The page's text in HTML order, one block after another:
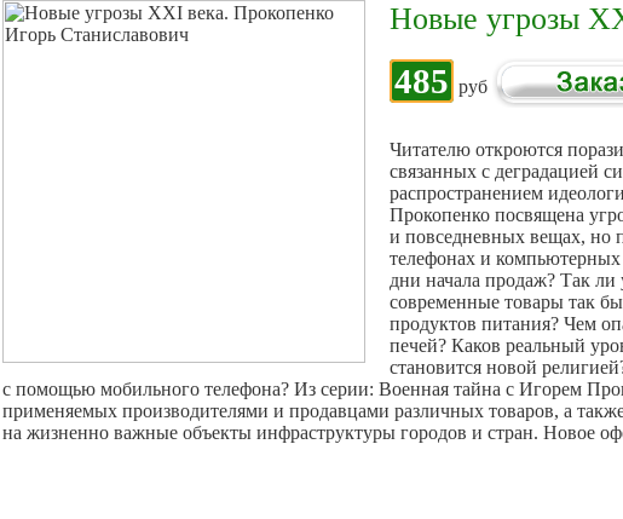
Новые угрозы
485 руб
Читателю откроются
связанных с деградацией
распространением
Прокопенко посвящена
и повседневных вещах, но
телефонах и
дни начала продаж? Так
современные товары так
продуктов питания? Чем
печей? Каков реальный
становится новой
с помощью мобильного телефона? Из серии: Военная тайна с Игорем
применяемых производителями и продавцами различных товаров, а
на жизненно важные объекты инфраструктуры городов и стран. Новое